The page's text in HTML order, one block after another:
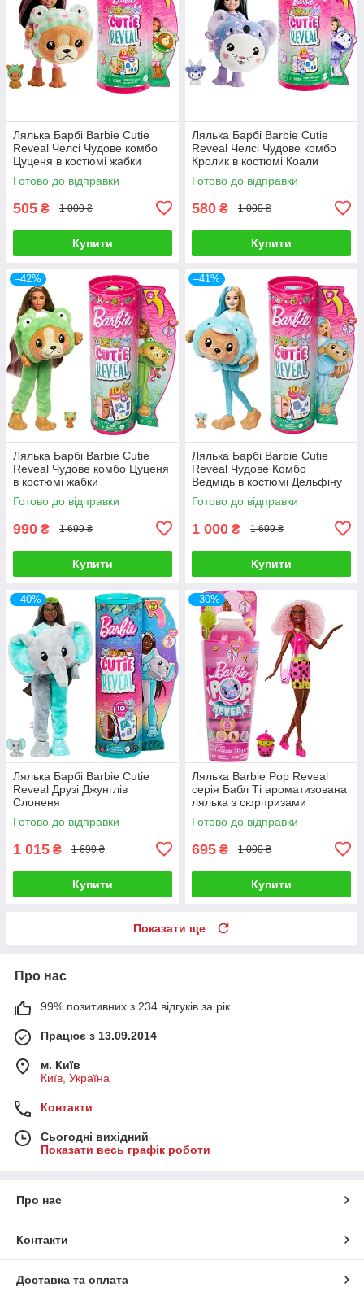
Лялька Барбі Barbie Cutie
Reveal Челсі Чудове комбо
Цуценя в костюмі жабки
Готово до відправки
505 ₴ 1 000 ₴
Купити
Лялька Барбі Barbie Cutie
Reveal Челсі Чудове комбо
Кролик в костюмі Коали
Готово до відправки
580 ₴ 1 000 ₴
Купити
–42%
Лялька Барбі Barbie Cutie
Reveal Чудове комбо Цуценя
в костюмі жабки
Готово до відправки
990 ₴ 1 699 ₴
Купити
–41%
Лялька Барбі Barbie Cutie
Reveal Чудове Комбо
Ведмідь в костюмі Дельфіну
Готово до відправки
1 000 ₴ 1 699 ₴
Купити
–40%
Лялька Барбі Barbie Cutie
Reveal Друзі Джунглів
Слоненя
Готово до відправки
1 015 ₴ 1 699 ₴
Купити
–30%
Лялька Barbie Pop Reveal
серія Бабл Ті ароматизована
лялька з сюрпризами
Готово до відправки
695 ₴ 1 000 ₴
Купити
Показати ще
Про нас
99% позитивних з 234 відгуків за рік
Працює з 13.09.2014
м. Київ
Київ, Україна
Контакти
Сьогодні вихідний
Показати весь графік роботи
Про нас
Контакти
Доставка та оплата